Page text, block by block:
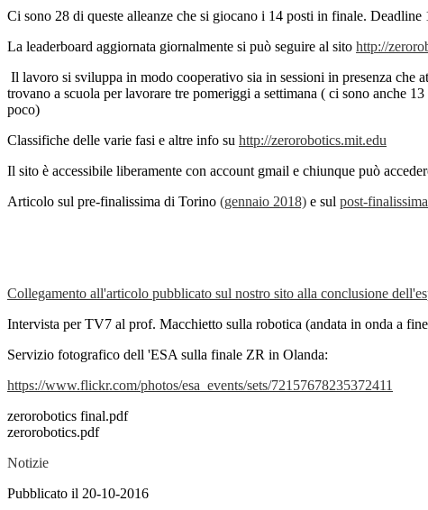
Ci sono 28 di queste alleanze che si giocano i 14 posti in finale. Deadline
La leaderboard aggiornata giornalmente si può seguire al sito http://
Il lavoro si sviluppa in modo cooperativo sia in sessioni in presenza che
trovano a scuola per lavorare tre pomeriggi a settimana ( ci sono anche
poco)
Classifiche delle varie fasi e altre info su http://zerorobotics.mit.edu
Il sito è accessibile liberamente con account gmail e chiunque può
Articolo sul pre-finalissima di Torino (gennaio 2018) e sul post-
Collegamento all'articolo pubblicato sul nostro sito alla conclusione
Intervista per TV7 al prof. Macchietto sulla robotica (andata in onda a
Servizio fotografico dell 'ESA sulla finale ZR in Olanda:
https://www.flickr.com/photos/esa_events/sets/72157678235372411
zerorobotics final.pdf
zerorobotics.pdf
Notizie
Pubblicato il 20-10-2016